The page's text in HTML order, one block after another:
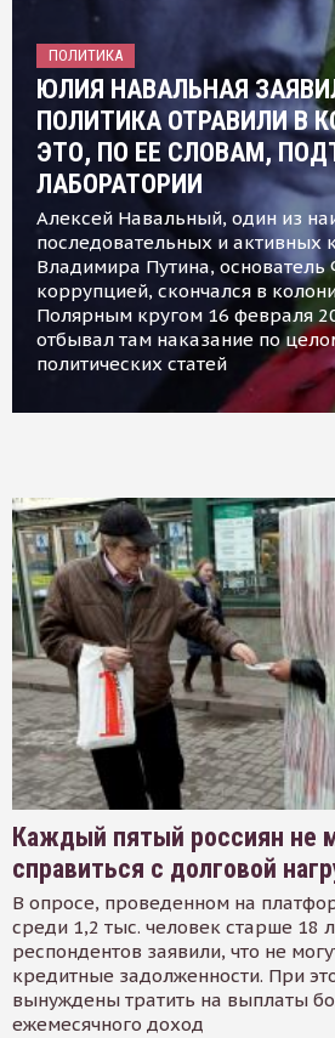
ПОЛИТИКА
ЮЛИЯ НАВАЛЬНАЯ
ПОЛИТИКА ОТРАВИЛИ В
ЭТО, ПО ЕЕ СЛОВАМ,
ЛАБОРАТОРИИ
Алексей Навальный, один из
последовательных и активных
Владимира Путина,
коррупцией, скончался в
Полярным кругом 16 февраля
отбывал там наказание по
политических статей
Каждый пятый россиян не
справиться с долговой
В опросе, проведенном на
среди 1,2 тыс. человек старше 18
респондентов заявили, что не
кредитные задолженности. При
вынуждены тратить на выплаты
ежемесячного доход